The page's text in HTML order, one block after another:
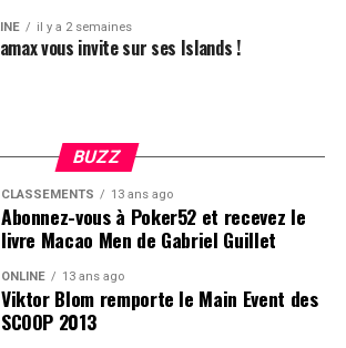
vainqueur du Main Event
clôture donc ce festival qui aura,
top et très bien organisé. Le casino
l’année prochaine pour le
édition, du moins, on l’espère !
Event :
il y a 2 semaines
vous invite sur ses Islands !
BUZZ
CLASSEMENTS 13 ans ago
Abonnez-vous à Poker52 et recevez le
livre Macao Men de Gabriel Guillet
ONLINE 13 ans ago
Viktor Blom remporte le Main Event des
SCOOP 2013